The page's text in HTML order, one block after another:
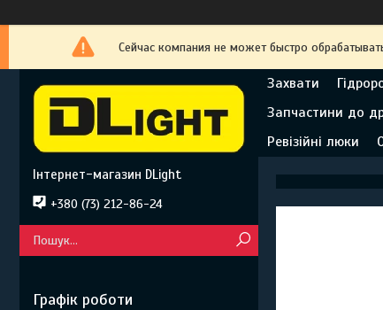
Сейчас компания не может быстро
Захвати
Запчастини до
Ревізійні люки
Інтернет-магазин DLight
+380 (73) 212-86-24
Графік роботи